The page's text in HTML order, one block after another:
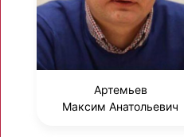
Артемьев
Максим Анатольевич